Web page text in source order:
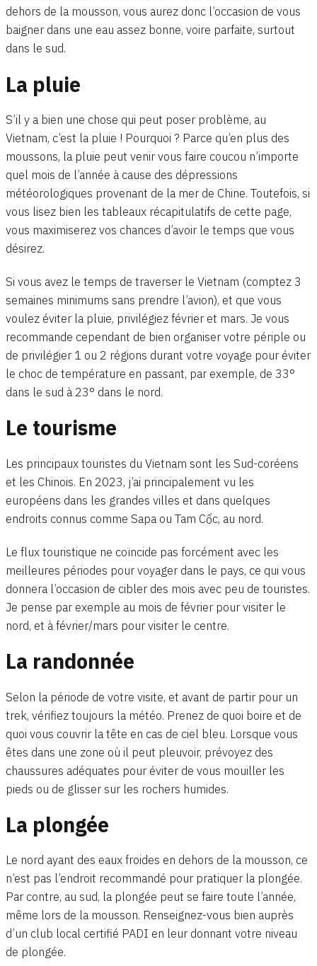
dehors de la mousson, vous aurez donc l’occasion de vous
baigner dans une eau assez bonne, voire parfaite, surtout
dans le sud.
La pluie
S’il y a bien une chose qui peut poser problème, au
Vietnam, c’est la pluie ! Pourquoi ? Parce qu’en plus des
moussons, la pluie peut venir vous faire coucou n’importe
quel mois de l’année à cause des dépressions
météorologiques provenant de la mer de Chine. Toutefois, si
vous lisez bien les tableaux récapitulatifs de cette page,
vous maximiserez vos chances d’avoir le temps que vous
désirez.
Si vous avez le temps de traverser le Vietnam (comptez 3
semaines minimums sans prendre l’avion), et que vous
voulez éviter la pluie, privilégiez février et mars. Je vous
recommande cependant de bien organiser votre périple ou
de privilégier 1 ou 2 régions durant votre voyage pour éviter
le choc de température en passant, par exemple, de 33°
dans le sud à 23° dans le nord.
Le tourisme
Les principaux touristes du Vietnam sont les Sud-coréens
et les Chinois. En 2023, j’ai principalement vu les
européens dans les grandes villes et dans quelques
endroits connus comme Sapa ou Tam Cốc, au nord.
Le flux touristique ne coïncide pas forcément avec les
meilleures périodes pour voyager dans le pays, ce qui vous
donnera l’occasion de cibler des mois avec peu de touristes.
Je pense par exemple au mois de février pour visiter le
nord, et à février/mars pour visiter le centre.
La randonnée
Selon la période de votre visite, et avant de partir pour un
trek, vérifiez toujours la météo. Prenez de quoi boire et de
quoi vous couvrir la tête en cas de ciel bleu. Lorsque vous
êtes dans une zone où il peut pleuvoir, prévoyez des
chaussures adéquates pour éviter de vous mouiller les
pieds ou de glisser sur les rochers humides.
La plongée
Le nord ayant des eaux froides en dehors de la mousson, ce
n’est pas l’endroit recommandé pour pratiquer la plongée.
Par contre, au sud, la plongée peut se faire toute l’année,
même lors de la mousson. Renseignez-vous bien auprès
d’un club local certifié PADI en leur donnant votre niveau
de plongée.